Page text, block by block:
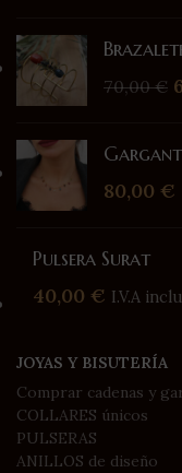
70,00€
80,00 €
Pulsera Surat
40,00 € I.V.A
JOYAS Y BISUTERÍA
Comprar cadenas y
COLLARES únicos
PULSERAS
ANILLOS de diseño